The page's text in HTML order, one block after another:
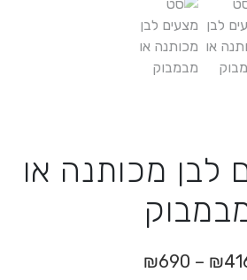
לבן מכותנה או
₪
–
₪690